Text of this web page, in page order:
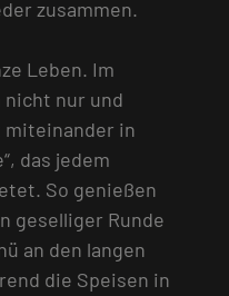
zusammen.
Leben. Im
nicht nur und
in
das jedem
So genießen
geselliger Runde
an den langen
die Speisen in